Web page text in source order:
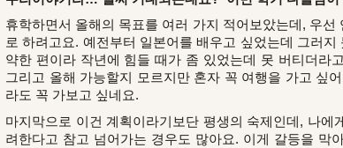
휴학하면서 올해의 목표를 여러 가지 적어보았는데, 우
로 하려고요. 예전부터 일본어를 배우고 싶었는데 그러
약한 편이라 작년에 힘들 때가 좀 있었는데 못 버티더라
그리고 올해 가능할지 모르지만 혼자 꼭 여행을 가고 싶
라도 꼭 가보고 싶네요.
마지막으로 이건 계획이라기보단 평생의 숙제인데, 나
려한다고 참고 넘어가는 경우도 많아요. 이게 갈등을 막